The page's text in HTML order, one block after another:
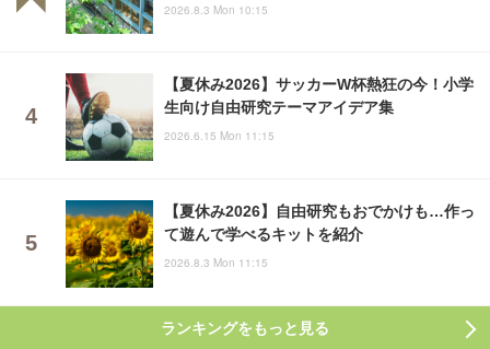
2026.8.3 Mon 10:15
【夏休み2026】サッカーW杯熱狂の今！小学
生向け自由研究テーマアイデア集
2026.6.15 Mon 11:15
【夏休み2026】自由研究もおでかけも…作っ
て遊んで学べるキットを紹介
2026.8.3 Mon 11:15
ランキングをもっと見る